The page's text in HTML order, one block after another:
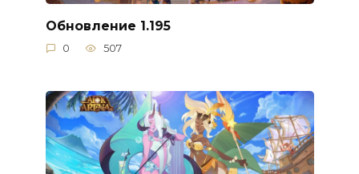
Обновление 1.195
0 507